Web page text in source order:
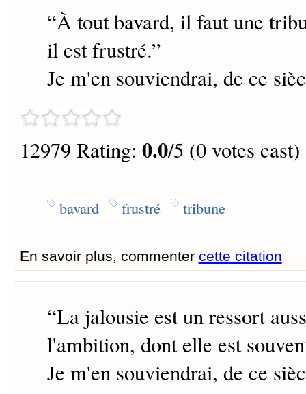
“À tout bavard, il faut une
il est frustré.”
Je m'en souviendrai, de ce
12979 Rating: 0.0/5 (0 votes cast)
bavard frustré tribune
En savoir plus, commenter cette citation
“La jalousie est un ressort
l'ambition, dont elle est
Je m'en souviendrai, de ce